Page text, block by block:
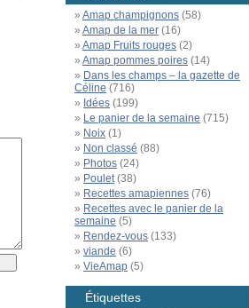
Amap champignons (58)
Amap de la mer (16)
Amap Fruits rouges (2)
Amap pommes poires (14)
Dans les champs – la gazette de
Céline (716)
Idées (199)
Le panier de la semaine (715)
Noix (1)
Non classé (88)
Photos (24)
Poulet(38)
Recettes amapiennes (76)
Recettes avec le panier de la
semaine (5)
Rendez-vous (133)
viande (6)
VieAmap (5)
Étiquettes